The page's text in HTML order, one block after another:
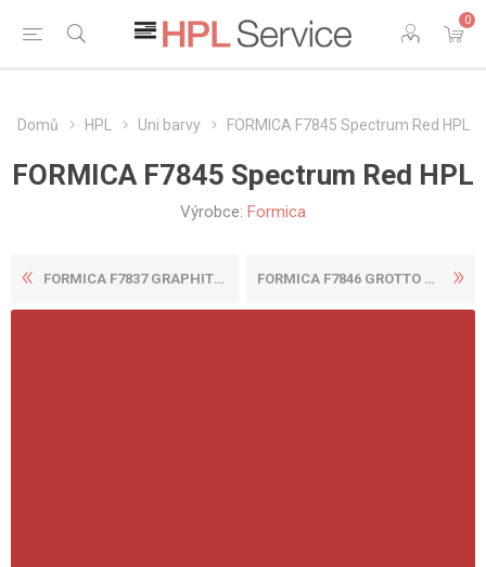
0
Domů HPL Uni barvy FORMICA F7845 Spectrum Red HPL
FORMICA F7845 Spectrum Red HPL
Výrobce: Formica
FORMICA F7837 GRAPHITE HPL FORMICA F7846 GROTTO HPL